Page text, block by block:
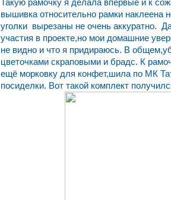
Такую рамочку я делала впервые и к
вышивка относительно рамки наклеена
уголки вырезаны не очень аккуратно.
участия в проекте,но мои домашние
не видно и что я придираюсь. В
цветочками скраповыми и брадс. К
ещё морковку для конфет,шила по МК
посиделки. Вот такой комплект